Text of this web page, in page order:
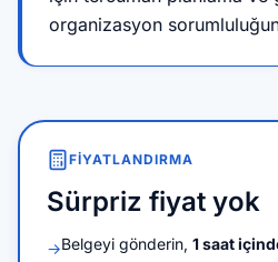
organizasyon
FIYATLANDIRMA
Sürpriz fiyat yok
→Belgeyi gönderin, 1 saat